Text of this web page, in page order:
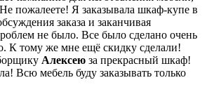
пожалеете! Я заказывала шкаф-купе в
заказа и заканчивая
не было. Все было сделано очень
К тому же мне ещё скидку сделали!
Алексею за прекрасный шкаф!
Всю мебель буду заказывать только